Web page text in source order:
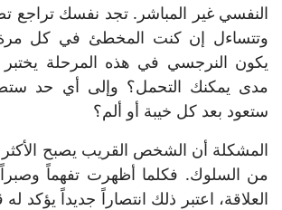
النفسي غير المباشر. تجد نفسك تراجع
وتتساءل إن كنت المخطئ في كل
يكون النرجسي في هذه المرحلة
مدى يمكنك التحمل؟ وإلى أي حد
ستعود بعد كل خيبة أو ألم؟
المشكلة أن الشخص القريب يصبح الأكثر
من السلوك. فكلما أظهرت تفهماً
العلاقة، اعتبر ذلك انتصاراً جديداً يؤكد له